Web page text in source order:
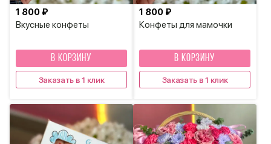
Вкусные конфеты
1 800 ₽
В КОРЗИНУ
Заказать в 1 клик
Конфеты для мамочки
1 800 ₽
В КОРЗИНУ
Заказать в 1 клик